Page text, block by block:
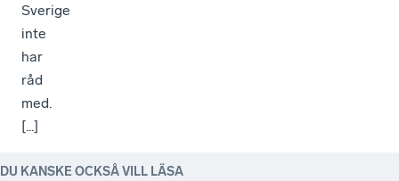
Sverige
inte
har
råd
med.
[...]
DU KANSKE OCKSÅ VILL LÄSA